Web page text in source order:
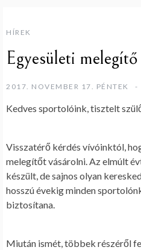
HÍREK
Egyesületi
2017. NOVEMBER 17. PÉNTEK
Kedves sportolóink, tisztelt
Visszatérő kérdés vívóinktól,
melegítőt vásárolni. Az elmúlt
készült, de sajnos olyan
hosszú évekig minden
biztosítana.
Miután ismét, többek részéről